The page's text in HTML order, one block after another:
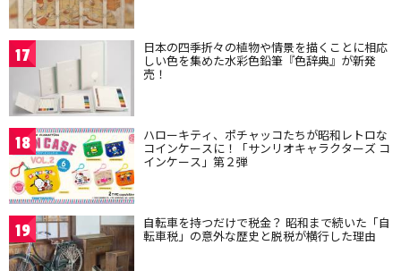
17 日本の四季折々の植物や情景を描くことに相応
しい色を集めた水彩色鉛筆『色辞典』が新発
売！
18 ハローキティ、ポチャッコたちが昭和レトロな
コインケースに！「サンリオキャラクターズ コ
インケース」第２弾
19 自転車を持つだけで税金？ 昭和まで続いた「自
転車税」の意外な歴史と脱税が横行した理由